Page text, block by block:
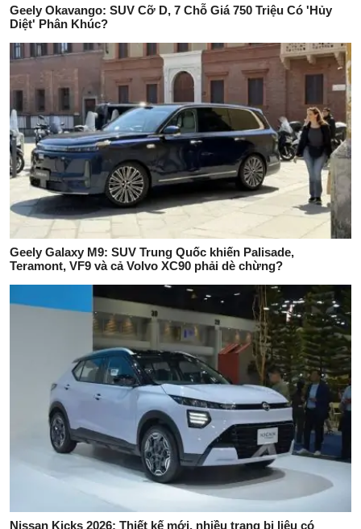
Geely Okavango: SUV Cỡ D, 7 Chỗ Giá 750 Triệu Có 'Hủy
Diệt' Phân Khúc?
Geely Galaxy M9: SUV Trung Quốc khiến Palisade,
Teramont, VF9 và cả Volvo XC90 phải dè chừng?
Nissan Kicks 2026: Thiết kế mới, nhiều trang bị liệu có